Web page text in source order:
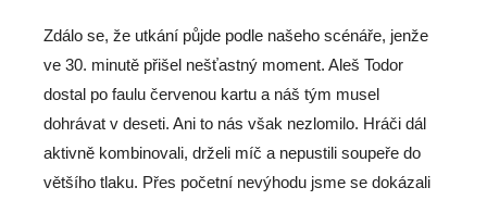
Zdálo se, že utkání půjde podle našeho scénáře, jenže
ve 30. minutě přišel nešťastný moment. Aleš Todor
dostal po faulu červenou kartu a náš tým musel
dohrávat v deseti. Ani to nás však nezlomilo. Hráči dál
aktivně kombinovali, drželi míč a nepustili soupeře do
většího tlaku. Přes početní nevýhodu jsme se dokázali